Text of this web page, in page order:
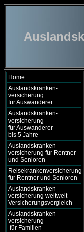
Home
Auslandskranken-
versicherung
für Auswanderer
Auslandskranken-
versicherung
für Auswanderer
bis 5 Jahre
Auslandskranken-
versicherung für Rentner
und Senioren
Reisekrankenversicherung
für Rentner und Senioren
Auslandskranken-
versicherung weltweit
Versicherungsvergleich
Auslandskranken-
versicherung
für Familien